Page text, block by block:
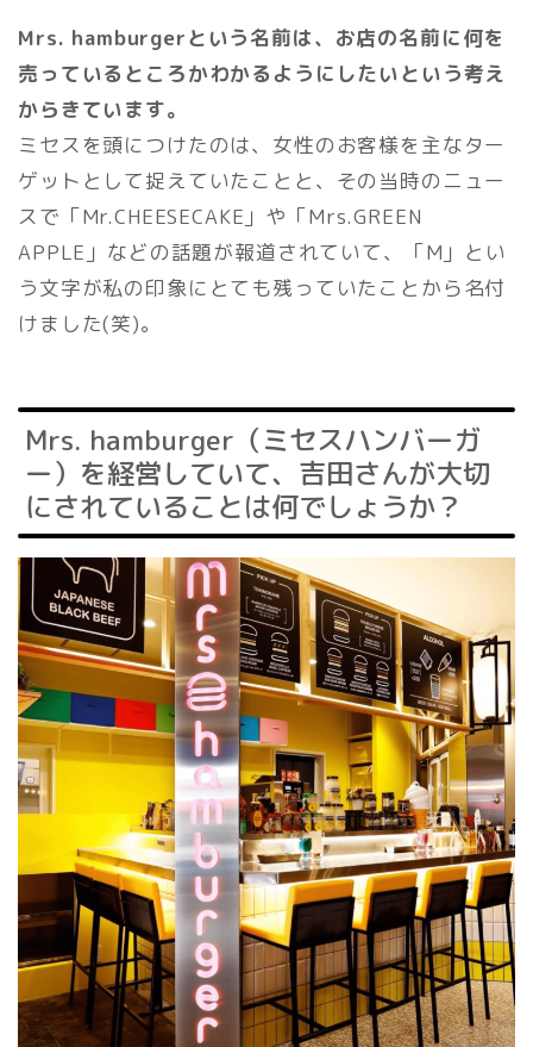
Mrs. hamburgerという名前は、お店の名前に何を
売っているところかわかるようにしたいという考え
からきています。
ミセスを頭につけたのは、女性のお客様を主なター
ゲットとして捉えていたことと、その当時のニュー
スで「Mr.CHEESECAKE」や「Mrs.GREEN
APPLE」などの話題が報道されていて、「M」とい
う文字が私の印象にとても残っていたことから名付
けました(笑)。
Mrs. hamburger（ミセスハンバーガ
ー）を経営していて、吉田さんが大切
にされていることは何でしょうか？